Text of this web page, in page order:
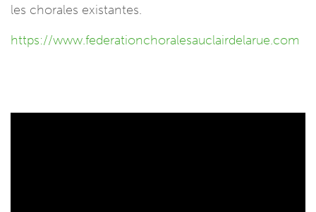
les chorales existantes.
https://www.federationchoralesauclairdelarue.com